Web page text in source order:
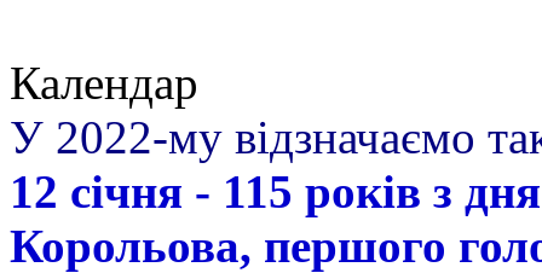
Календар
У 2022-му відзначаємо
12 січня - 115 років з
Корольова, першого